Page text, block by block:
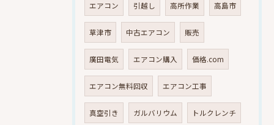
エアコン 引越し 高所作業 高島市
草津市 中古エアコン 販売
廣田電気 エアコン購入 価格.com
エアコン無料回収 エアコン工事
真空引き ガルバリウム トルクレンチ